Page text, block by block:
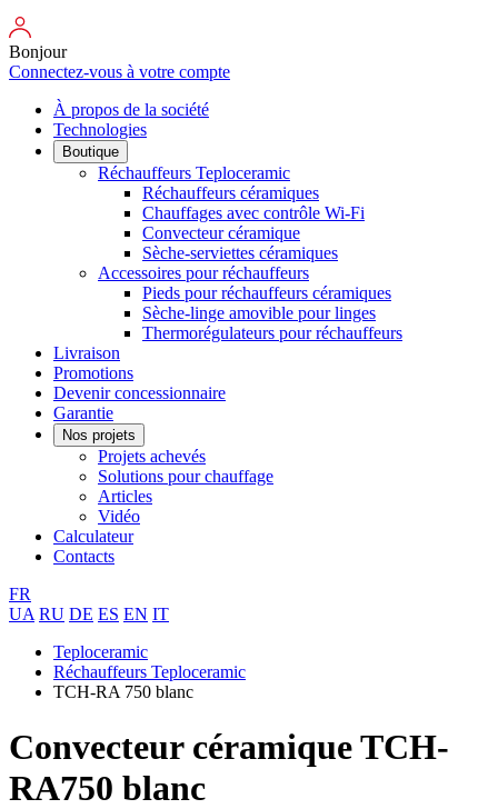
Bonjour
Connectez-vous à votre compte
À propos de la société
Technologies
Boutique
Réchauffeurs Teploceramic
Réchauffeurs céramiques
Chauffages avec contrôle Wi-Fi
Convecteur céramique
Sèche-serviettes céramiques
Accessoires pour réchauffeurs
Pieds pour réchauffeurs céramiques
Sèche-linge amovible pour linges
Thermorégulateurs pour réchauffeurs
Livraison
Promotions
Devenir concessionnaire
Garantie
Nos projets
Projets achevés
Solutions pour chauffage
Articles
Vidéo
Calculateur
Contacts
FR
UA RU DE ES EN IT
Teploceramic
Réchauffeurs Teploceramic
TCH-RA 750 blanc
Convecteur céramique TCH-
RA750 blanc